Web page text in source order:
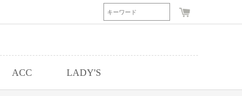
ACC LADY'S